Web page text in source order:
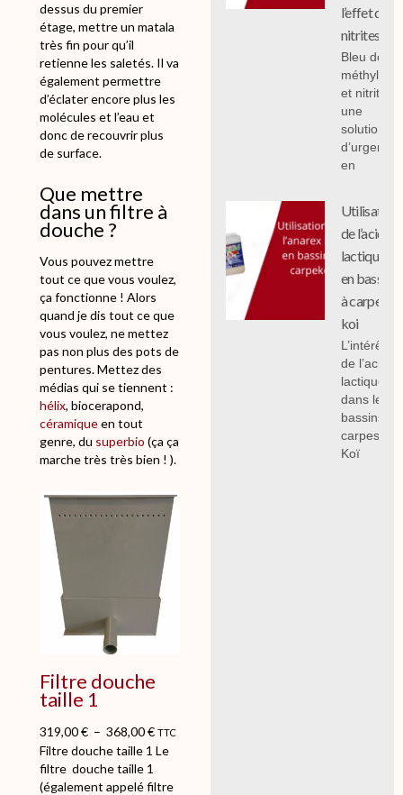
dessus du premier
étage, mettre un matala
très fin pour qu’il
retienne les saletés. Il va
également permettre
d’éclater encore plus les
molécules et l’eau et
donc de recouvrir plus
de surface.
Que mettre
dans un filtre à
douche ?
Vous pouvez mettre
tout ce que vous voulez,
ça fonctionne ! Alors
quand je dis tout ce que
vous voulez, ne mettez
pas non plus des pots de
pentures. Mettez des
médias qui se tiennent :
hélix, biocerapond,
céramiqueen tout
genre, du superbio (ça ça
marche très très bien ! ).
Filtre douche
taille 1
319,00€ – 368,00€ TTC
Filtre douche taille 1 Le
filtre douche taille 1
(également appelé filtre
l’effet des
nitrites
Bleu de
méthylène
et nitrites :
une
solution
d’urgence
en
Utilisation
de l’acide
lactique
en bassin
à carpe
koi
L’intérêt
de l’acide
lactique
dans les
bassins à
carpes
Koï